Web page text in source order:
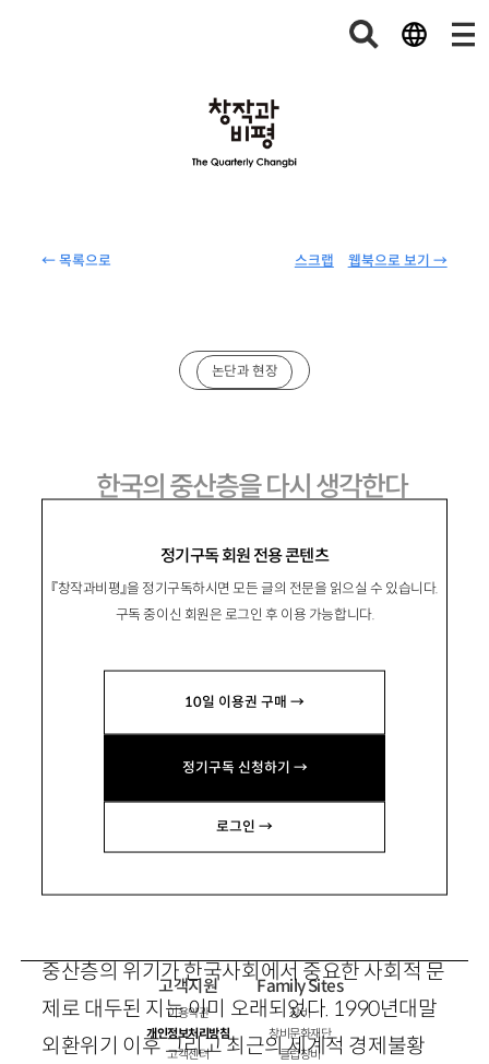
← 목록으로 웹북으로 보기 →
스크랩
정기구독 회원 전용 콘텐츠
『창작과비평』을 정기구독하시면 모든 글의 전문을 읽으실 수 있습니다.
구독 중이신 회원은 로그인 후 이용 가능합니다.
10일 이용권 구매 →
정기구독 신청하기 →
로그인 →
논단과 현장
한국의 중산층을 다시 생각한다
구해근具海根
서로 『한국 노동계급의 형성』 등이 있음.
hagenkoo@hawaii.edu
학센터 초빙연구원으로 있으며 조사 연구한 결과
에 크게 도움을 받았음을 밝혀둔다.
중산층의 위기가 한국사회에서 중요한 사회적 문
제로 대두된 지는 이미 오래되었다. 1990년대말
외환위기 이후 그리고 최근의 세계적 경제불황
고객지원
이용약관
개인정보처리방침
고객센터
Family Sites
창비
창비문화재단
클럽창비